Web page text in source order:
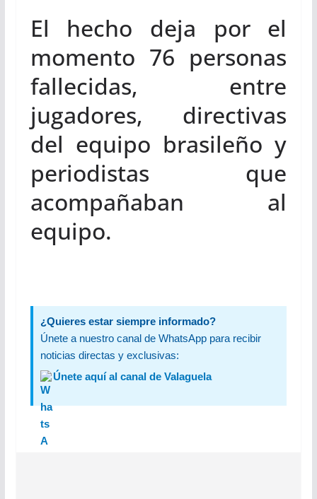
El hecho deja por el
momento 76 personas
fallecidas, entre
jugadores, directivas
del equipo brasileño y
periodistas que
acompañaban al
equipo.
¿Quieres estar siempre informado?
Únete a nuestro canal de WhatsApp para recibir
noticias directas y exclusivas:
Únete aquí al canal de Valaguela